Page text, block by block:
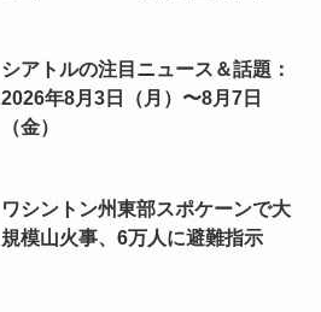
シアトルの注目ニュース＆話題：
2026年8月3日（月）〜8月7日
（金）
ワシントン州東部スポケーンで大
規模山火事、6万人に避難指示